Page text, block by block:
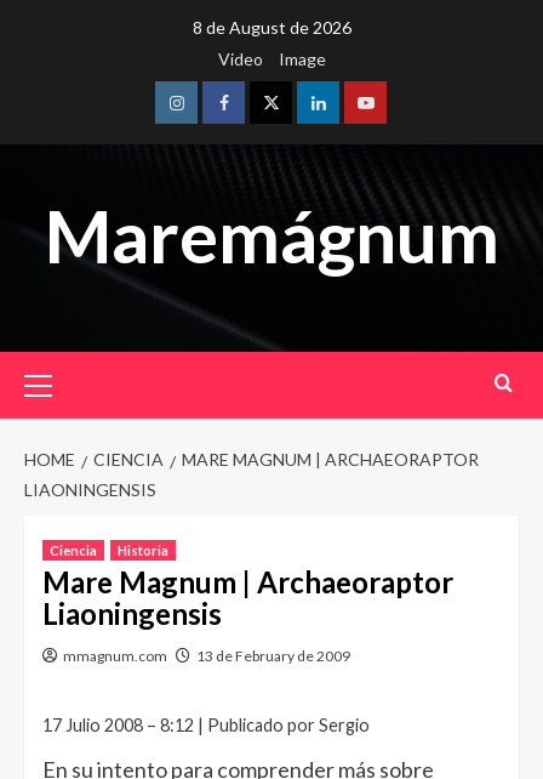
8 de August de 2026
Video
Image
InstagramFacebookTwitterLinkedinYoutube
Maremágnum
Menu
HOME CIENCIA
MARE MAGNUM | ARCHAEORAPTOR
LIAONINGENSIS
Ciencia Historia
Mare Magnum | Archaeoraptor
Liaoningensis
mmagnum.com 13 de February de 2009
17 Julio 2008 – 8:12 | Publicado por Sergio
En su intento para comprender más sobre